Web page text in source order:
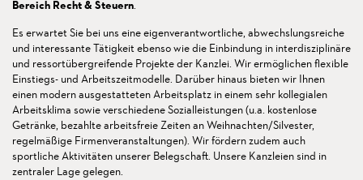
Bereich Recht & Steuern.
Es erwartet Sie bei uns eine eigenverantwortliche, abwechslungsreiche
und interessante Tätigkeit ebenso wie die Einbindung in interdisziplinäre
und ressortübergreifende Projekte der Kanzlei. Wir ermöglichen flexible
Einstiegs- und Arbeitszeitmodelle. Darüber hinaus bieten wir Ihnen
einen modern ausgestatteten Arbeitsplatz in einem sehr kollegialen
Arbeitsklima sowie verschiedene Sozialleistungen (u.a. kostenlose
Getränke, bezahlte arbeitsfreie Zeiten an Weihnachten/Silvester,
regelmäßige Firmenveranstaltungen). Wir fördern zudem auch
sportliche Aktivitäten unserer Belegschaft. Unsere Kanzleien sind in
zentraler Lage gelegen.